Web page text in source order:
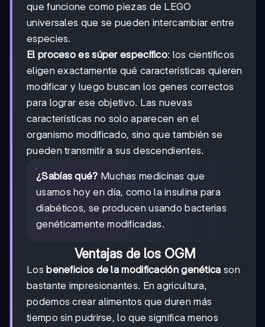
que funcione como piezas de LEGO
universales que se pueden intercambiar entre
especies.
El proceso es súper específico: los científicos
eligen exactamente qué características quieren
modificar y luego buscan los genes correctos
para lograr ese objetivo. Las nuevas
características no solo aparecen en el
organismo modificado, sino que también se
pueden transmitir a sus descendientes.
¿Sabías qué? Muchas medicinas que
usamos hoy en día, como la insulina para
diabéticos, se producen usando bacterias
genéticamente modificadas.
Ventajas de los OGM
Los beneficios de la modificación genética son
bastante impresionantes. En agricultura,
podemos crear alimentos que duren más
tiempo sin pudrirse, lo que significa menos